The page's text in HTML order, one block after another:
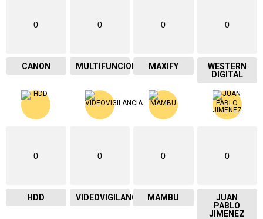
0
CANON
0
MULTIFUNCIONAL
0
MAXIFY
0
WESTERN
DIGITAL
0
HDD
0
VIDEOVIGILANCIA
0
MAMBU
0
JUAN
PABLO
JIMENEZ